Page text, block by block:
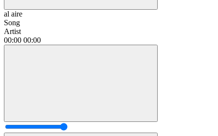
al aire
Song
Artist
00:00 00:00